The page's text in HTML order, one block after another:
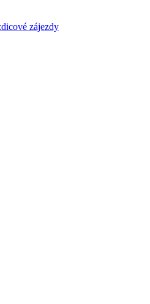
zájezdy